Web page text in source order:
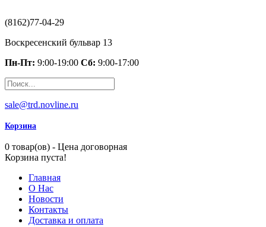
(8162)77-04-29
Воскресенский бульвар 13
Пн-Пт: 9:00-19:00 Сб: 9:00-17:00
sale@trd.novline.ru
Корзина
0 товар(ов) - Цена договорная
Корзина пуста!
Главная
О Нас
Новости
Контакты
Доставка и оплата